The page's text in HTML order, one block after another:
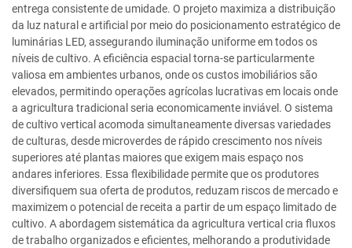
entrega consistente de umidade. O projeto maximiza a distribuição
da luz natural e artificial por meio do posicionamento estratégico de
luminárias LED, assegurando iluminação uniforme em todos os
níveis de cultivo. A eficiência espacial torna-se particularmente
valiosa em ambientes urbanos, onde os custos imobiliários são
elevados, permitindo operações agrícolas lucrativas em locais onde
a agricultura tradicional seria economicamente inviável. O sistema
de cultivo vertical acomoda simultaneamente diversas variedades
de culturas, desde microverdes de rápido crescimento nos níveis
superiores até plantas maiores que exigem mais espaço nos
andares inferiores. Essa flexibilidade permite que os produtores
diversifiquem sua oferta de produtos, reduzam riscos de mercado e
maximizem o potencial de receita a partir de um espaço limitado de
cultivo. A abordagem sistemática da agricultura vertical cria fluxos
de trabalho organizados e eficientes, melhorando a produtividade